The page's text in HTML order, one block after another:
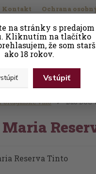
na stránky s predajom
Kliknutím na tlačítko
že som
ako 18 rokov.
Vstúpiť
Kontakt Ochrana
Hľadať
víno Dão DOC
Maria